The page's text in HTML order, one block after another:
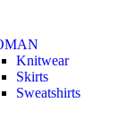
Knitwear
Skirts
Sweatshirts